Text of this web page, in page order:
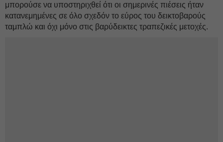
μπορούσε να υποστηριχθεί ότι οι σημερινές πιέσεις ήταν
κατανεμημένες σε όλο σχεδόν το εύρος του δεικτοβαρούς
ταμπλώ και όχι μόνο στις βαρύδεικτες τραπεζικές μετοχές.